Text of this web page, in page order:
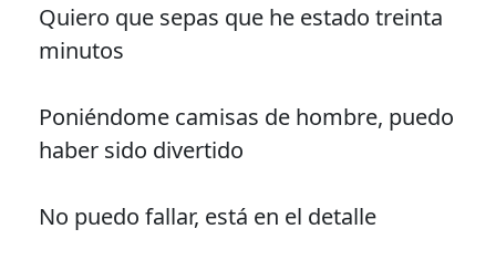
Quiero que sepas que he estado treinta
minutos
Poniéndome camisas de hombre, puedo
haber sido divertido
No puedo fallar, está en el detalle